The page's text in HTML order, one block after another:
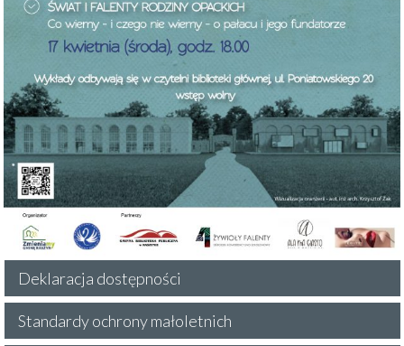
Deklaracja dostępności
Standardy ochrony małoletnich